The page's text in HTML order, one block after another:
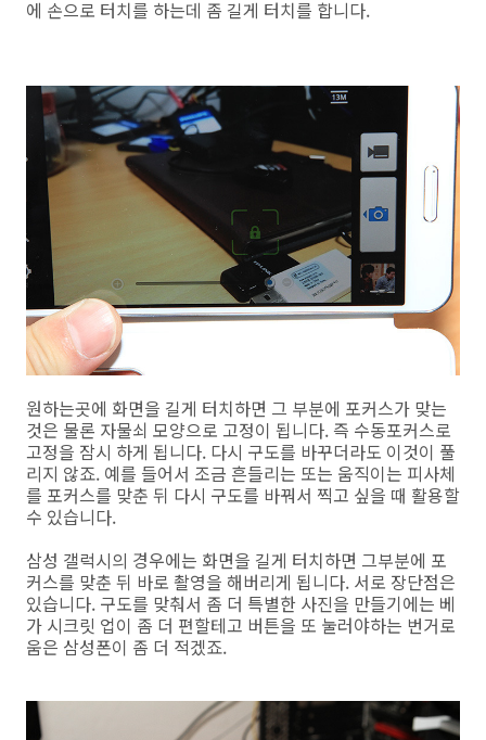
에 손으로 터치를 하는데 좀 길게 터치를 합니다.
원하는곳에 화면을 길게 터치하면 그 부분에 포커스가 맞는
것은 물론 자물쇠 모양으로 고정이 됩니다. 즉 수동포커스로
고정을 잠시 하게 됩니다. 다시 구도를 바꾸더라도 이것이 풀
리지 않죠. 예를 들어서 조금 흔들리는 또는 움직이는 피사체
를 포커스를 맞춘 뒤 다시 구도를 바꿔서 찍고 싶을 때 활용할
수 있습니다.
삼성 갤럭시의 경우에는 화면을 길게 터치하면 그부분에 포
커스를 맞춘 뒤 바로 촬영을 해버리게 됩니다. 서로 장단점은
있습니다. 구도를 맞춰서 좀 더 특별한 사진을 만들기에는 베
가 시크릿 업이 좀 더 편할테고 버튼을 또 눌러야하는 번거로
움은 삼성폰이 좀 더 적겠죠.